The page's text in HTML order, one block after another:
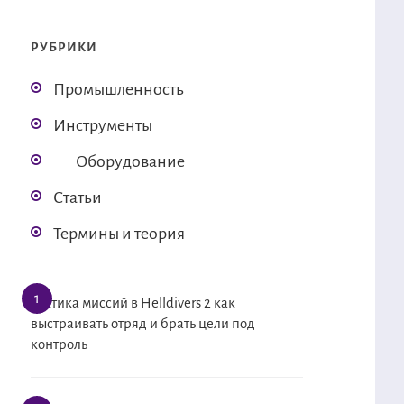
РУБРИКИ
Промышленность
Инструменты
Оборудование
Статьи
Термины и теория
Тактика миссий в Helldivers 2 как
выстраивать отряд и брать цели под
контроль